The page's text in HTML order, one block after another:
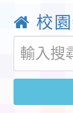
會
本
第2
告(
115
0
轉
「
「
校